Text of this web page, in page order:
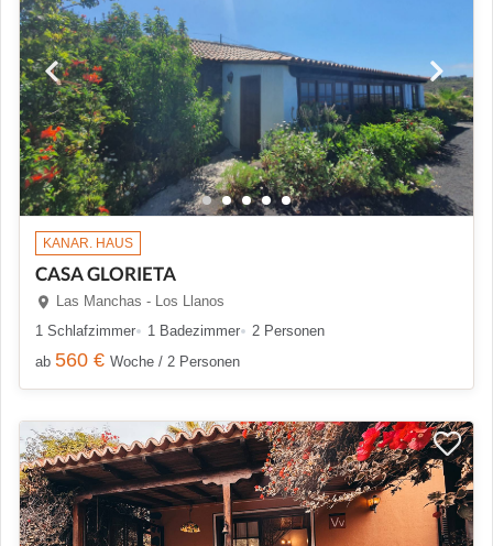
KANAR. HAUS
CASA GLORIETA
Las Manchas - Los Llanos
1 Schlafzimmer
1 Badezimmer
2 Personen
ab 560 € Woche / 2 Personen